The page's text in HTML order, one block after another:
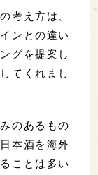
考え方は、
ンとの違い
グを提案し
てくれまし
のあるもの
本酒を海外
ことは多い